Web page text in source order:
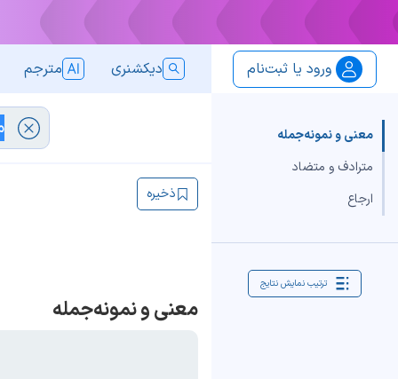
ورود یا ثبت‌نام دیکشنری مترجم
معنی و نمونه‌جمله
مترادف و متضاد
ارجاع
ترتیب نمایش نتایج
ذخیره
معنی و نمونه‌جمله